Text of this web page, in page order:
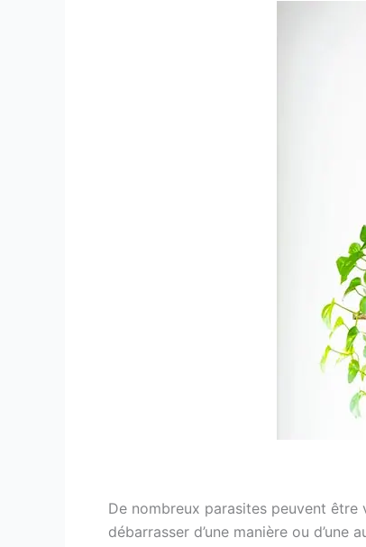
De nombreux parasites peuvent être
débarrasser d’une manière ou